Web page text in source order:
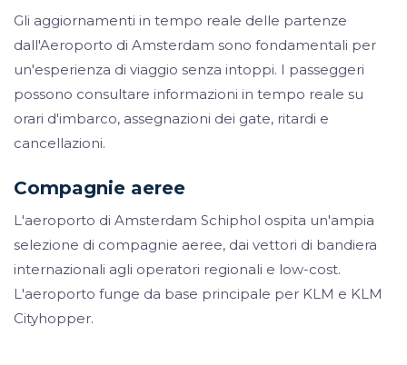
Gli aggiornamenti in tempo reale delle partenze
dall'Aeroporto di Amsterdam sono fondamentali per
un'esperienza di viaggio senza intoppi. I passeggeri
possono consultare informazioni in tempo reale su
orari d'imbarco, assegnazioni dei gate, ritardi e
cancellazioni.
Compagnie aeree
L'aeroporto di Amsterdam Schiphol ospita un'ampia
selezione di compagnie aeree, dai vettori di bandiera
internazionali agli operatori regionali e low-cost.
L'aeroporto funge da base principale per KLM e KLM
Cityhopper.